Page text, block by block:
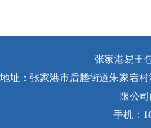
张家港易王
地址：张家港市后塍街道朱家宕
限公
手机：